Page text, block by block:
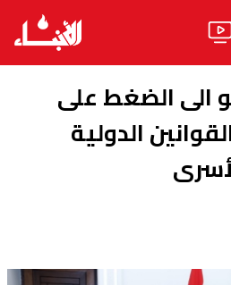
الى الضغط على
الدولية